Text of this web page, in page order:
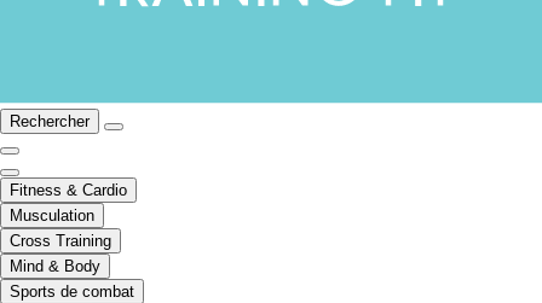
Rechercher
Fitness & Cardio
Musculation
Cross Training
Mind & Body
Sports de combat